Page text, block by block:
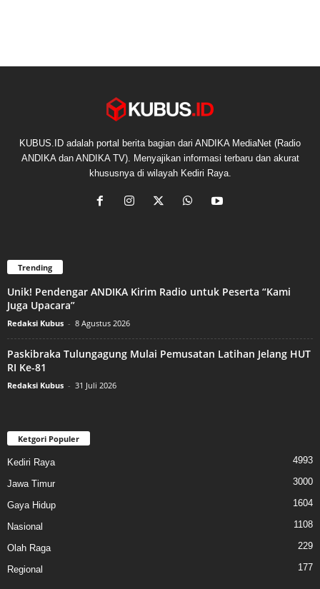
KUBUS.ID adalah portal berita bagian dari ANDIKA MediaNet (Radio
ANDIKA dan ANDIKA TV). Menyajikan informasi terbaru dan akurat
khususnya di wilayah Kediri Raya.
Trending
Unik! Pendengar ANDIKA Kirim Radio untuk Peserta “Kami
Juga Upacara”
Redaksi Kubus - 8 Agustus 2026
Paskibraka Tulungagung Mulai Pemusatan Latihan Jelang HUT
RI Ke-81
Redaksi Kubus - 31 Juli 2026
Ketgori Populer
Kediri Raya 4993
Jawa Timur 3000
Gaya Hidup 1604
Nasional 1108
Olah Raga 229
Regional 177